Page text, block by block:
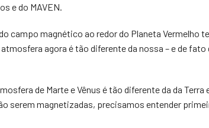
e do MAVEN.
campo magnético ao redor do Planeta Vermelho
agora é tão diferente da nossa – e de fato
de Marte e Vênus é tão diferente da da
serem magnetizadas, precisamos entender